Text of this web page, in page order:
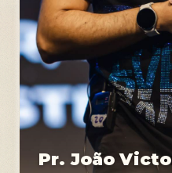
Pr. João